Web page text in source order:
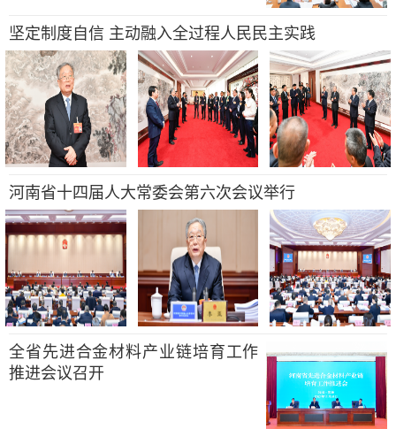
坚定制度自信 主动融入全过程人民民主实践
河南省十四届人大常委会第六次会议举行
全省先进合金材料产业链培育工作
推进会议召开